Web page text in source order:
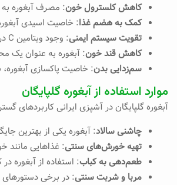
کاهش کلسترول خون: مصرف آبغوره
کمک به هضم غذا: خاصیت اسیدی
تقویت سیستم ایمنی: وجود ویتامین C در آبغوره، بدن را در برابر بیماری‌ها مقاوم‌تر می‌کند.
کاهش قند خون: آبغوره به عنوان یک
سم‌زدایی بدن: خاصیت پاکسازی
موارد استفاده از آبغوره گلپایگان
آبغوره گلپایگان در آشپزی ایرانی کاربردهای
چاشنی سالاد: آبغوره یکی از بهترین
تهیه خورش‌های سنتی: غذاهایی مانند
طعم‌دهی به کباب: استفاده از آبغوره
مربا و شربت سنتی: در برخی دستورهای